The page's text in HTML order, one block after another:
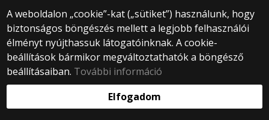
A weboldalon „cookie”-kat („sütiket”) használunk, hogy
biztonságos böngészés mellett a legjobb felhasználói
élményt nyújthassuk látogatóinknak. A cookie-
beállítások bármikor megváltoztathatók a böngésző
beállításaiban. További információ
Elfogadom
+36 1 461 3726
gyakiskola@barczi.elte.hu
Webfejlesztés: